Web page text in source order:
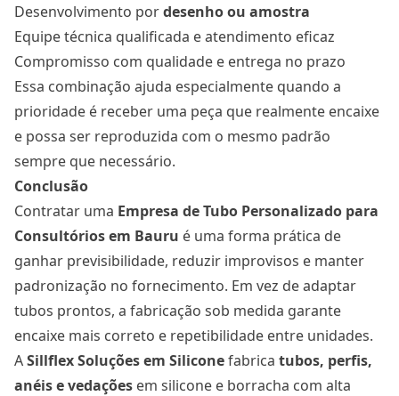
Desenvolvimento pordesenho ou amostra
Equipe técnica qualificada e atendimento eficaz
Compromisso com qualidade e entrega no prazo
Essa combinação ajuda especialmente quando a
prioridade é receber uma peça que realmente encaixe
e possa ser reproduzida com o mesmo padrão
sempre que necessário.
Conclusão
Contratar uma Empresa de Tubo Personalizado para
Consultóriosem Bauru é uma forma prática de
ganhar previsibilidade, reduzir improvisos e manter
padronização no fornecimento. Em vez de adaptar
tubos prontos, a fabricação sob medida garante
encaixe mais correto e repetibilidade entre unidades.
ASillflex Soluções em Siliconefabrica tubos, perfis,
anéis e vedações em silicone e borracha com alta